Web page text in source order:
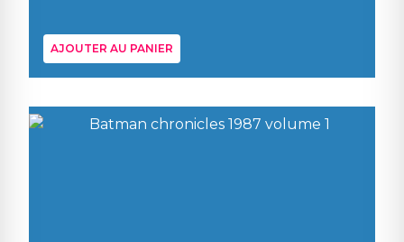
AJOUTER AU PANIER